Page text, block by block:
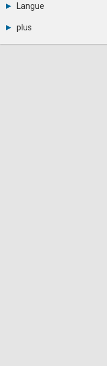
Par métier
Par contrat
Langue
Español
plus
Actualités